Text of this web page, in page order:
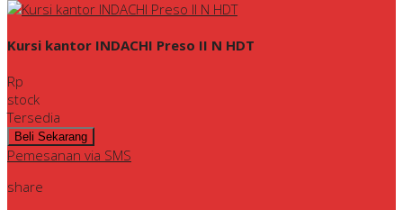
Kursi kantor INDACHI Preso II N HDT
Rp
stock
Tersedia
Pemesanan via SMS
share